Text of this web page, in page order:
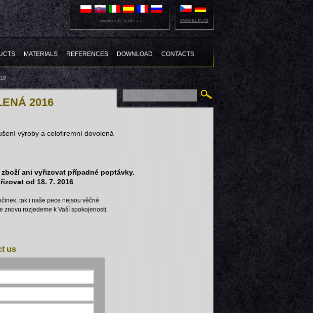
MATERIALS REFERENCES DOWNLOAD CONTACTS
www.eutit.trade.cz www.eutit.cz
2016
výroby a celofiremní dovolená
ani vyřizovat případné poptávky.
od 18. 7. 2016
tak i naše pece nejsou věčné.
znovu rozjedeme k Vaší spokojenosti.
us